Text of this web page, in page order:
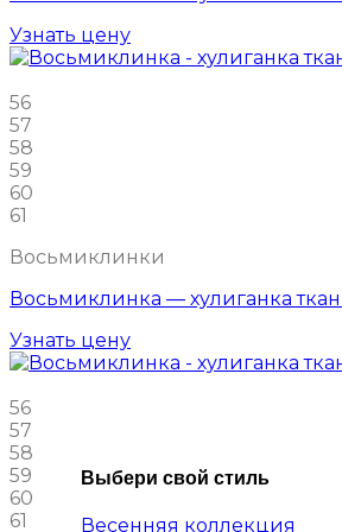
Выбери свой стиль
Весенняя коллекция
Узнать цену
56
57
58
59
60
61
Восьмиклинки
Восьмиклинка — хулиганка
Узнать цену
56
57
58
59
60
61